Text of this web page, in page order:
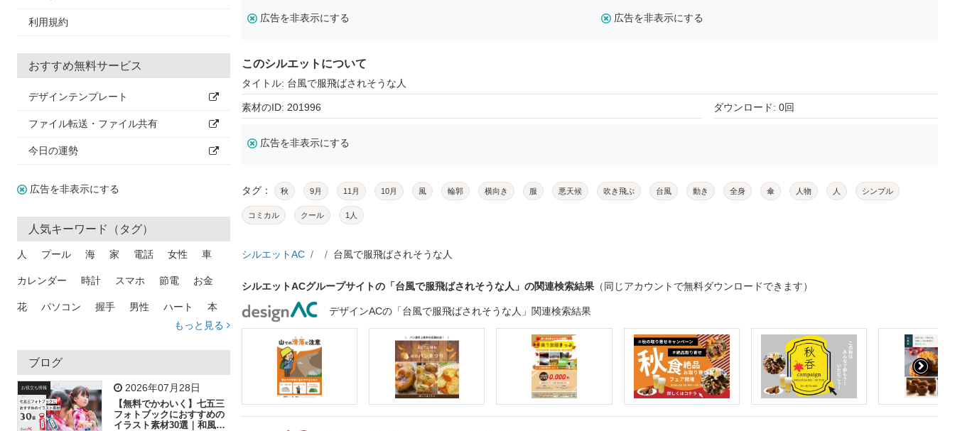
利用規約
おすすめ無料サービス
デザインテンプレート
ファイル転送・ファイル共有
今日の運勢
広告を非表示にする
人気キーワード（タグ）
人 プール 海 家 電話 女性 車
カレンダー 時計 スマホ 節電 お金
花 パソコン 握手 男性 ハート 本
トラック 木
吹き出し
飛行機 グラフ ビル 魚 家族 書類
歩く 工場 会社 太陽 キラキラ
もっと見る
ブログ
お役立ち情報 2026年07月28日
【無料でかわいく】七五三
フォトブックにおすすめの
イラスト素材30選｜和風の
広告を非表示にする 広告を非表示にする
このシルエットについて
タイトル: 台風で服飛ばされそうな人
素材のID: 201996 ダウンロード: 0回
広告を非表示にする
タグ： 秋 9月 11月 10月 風 輪郭 横向き 服 悪天候 吹き飛ぶ 台風 動き 全身 傘 人物 人 シンプル
コミカル クール 1人
シルエットAC 台風で服飛ばされそうな人
シルエットACグループサイトの「台風で服飛ばされそうな人」の関連検索結果 （同じアカウントで無料ダウンロードできます）
デザインACの「台風で服飛ばされそうな人」関連検索結果